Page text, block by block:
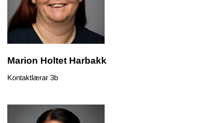
Marion Holtet Harbakk
Kontaktlærar 3b